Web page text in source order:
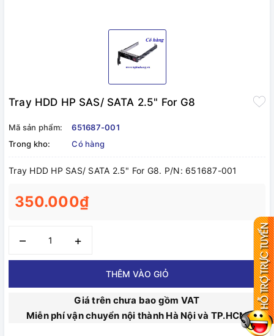
Tray HDD HP SAS/ SATA 2.5" For G8
Mã sản phẩm:
651687-001
Trong kho:
Có hàng
Tray HDD HP SAS/ SATA 2.5" For G8. P/N: 651687-001
350.000₫
– +
THÊM VÀO GIỎ
Giá trên chưa bao gồm VAT
Miễn phí vận chuyển nội thành Hà Nội và TP.HCM